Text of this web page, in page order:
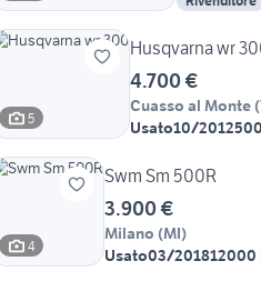
5
Husqvarna wr
4.700 €
Cuasso al Monte (
Usato10/2012
4
Swm Sm 500R
3.900 €
Milano (MI)
Usato03/201812000